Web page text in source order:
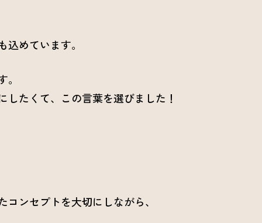
めています。
たくて、この言葉を選びました！
ンセプトを大切にしながら、